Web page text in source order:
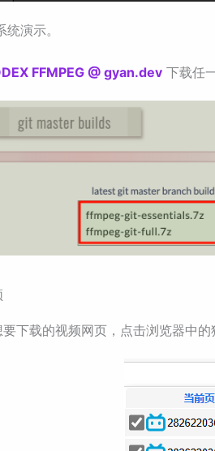
演示。
FFMPEG @ gyan.dev 下载任
下载的视频网页，点击浏览器中